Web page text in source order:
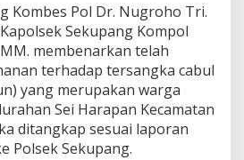
Kombes Pol Dr. Nugroho Tri.
Sekupang Kompol
membenarkan telah
terhadap tersangka cabul
yang merupakan warga
Sei Harapan Kecamatan
ditangkap sesuai laporan
Polsek Sekupang.